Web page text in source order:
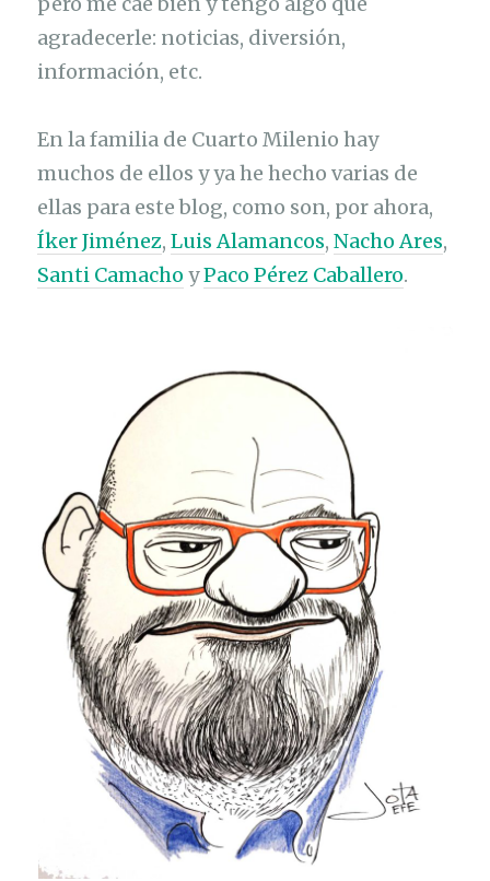
s
»
agradecerle: noticias, diversión,
información, etc.
En la familia de Cuarto Milenio hay
muchos de ellos y ya he hecho varias de
ellas para este blog, como son, por ahora,
Íker Jiménez,Luis Alamancos,Nacho Ares,
Santi Camacho yPaco Pérez Caballero.